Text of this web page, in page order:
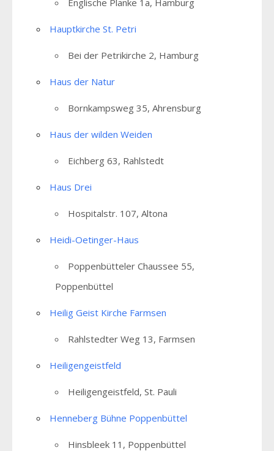
Hauptkirche St. Petri
Bei der Petrikirche 2, Hamburg
Haus der Natur
Bornkampsweg 35, Ahrensburg
Haus der wilden Weiden
Eichberg 63, Rahlstedt
Haus Drei
Hospitalstr. 107, Altona
Heidi-Oetinger-Haus
Poppenbütteler Chaussee 55,
Poppenbüttel
Heilig Geist Kirche Farmsen
Rahlstedter Weg 13, Farmsen
Heiligengeistfeld
Heiligengeistfeld, St. Pauli
Henneberg Bühne Poppenbüttel
Hinsbleek 11, Poppenbüttel